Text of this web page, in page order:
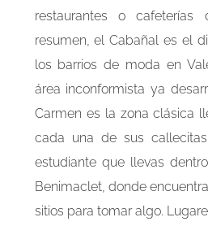
restaurantes o cafeterías
resumen, el Cabañal es el
los barrios de moda en
área inconformista ya
Carmen es la zona clásica
cada una de sus
estudiante que llevas
Benimaclet, donde
sitios para tomar algo.